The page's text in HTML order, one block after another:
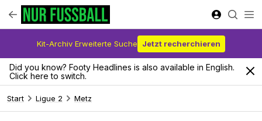
Kit-Archiv Erweiterte Suche Jetzt recherchieren
Did you know? Footy Headlines is also available in English.
Click here to switch.
Start Ligue 2 Metz